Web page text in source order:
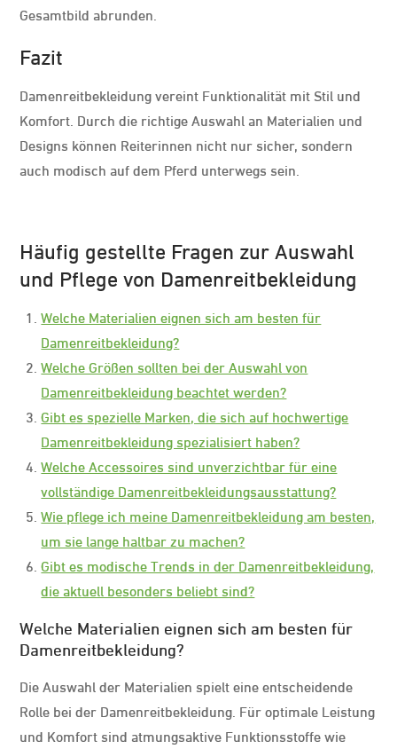
Gesamtbild abrunden.
Fazit
Damenreitbekleidung vereint Funktionalität mit Stil und
Komfort. Durch die richtige Auswahl an Materialien und
Designs können Reiterinnen nicht nur sicher, sondern
auch modisch auf dem Pferd unterwegs sein.
Häufig gestellte Fragen zur Auswahl
und Pflege von Damenreitbekleidung
Welche Materialien eignen sich am besten für
Damenreitbekleidung?
Welche Größen sollten bei der Auswahl von
Damenreitbekleidung beachtet werden?
Gibt es spezielle Marken, die sich auf hochwertige
Damenreitbekleidung spezialisiert haben?
Welche Accessoires sind unverzichtbar für eine
vollständige Damenreitbekleidungsausstattung?
Wie pflege ich meine Damenreitbekleidung am besten,
um sie lange haltbar zu machen?
Gibt es modische Trends in der Damenreitbekleidung,
die aktuell besonders beliebt sind?
Welche Materialien eignen sich am besten für
Damenreitbekleidung?
Die Auswahl der Materialien spielt eine entscheidende
Rolle bei der Damenreitbekleidung. Für optimale Leistung
und Komfort sind atmungsaktive Funktionsstoffe wie